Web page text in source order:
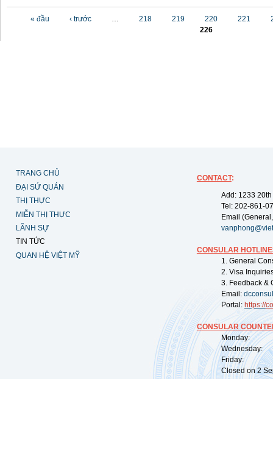
« đầu ‹ trước … 218 219 220 221
226
TRANG CHỦ
ĐẠI SỨ QUÁN
THỊ THỰC
MIỄN THỊ THỰC
LÃNH SỰ
TIN TỨC
QUAN HỆ VIỆT MỸ
CONTACT:
Add: 1233
Tel: 202-861-
Email
CONSULAR
1. General
2. Visa
3. Feedback &
Email:
Portal: https://
CONSULAR
Monday:
Wednesday:
Friday:
Closed on 2